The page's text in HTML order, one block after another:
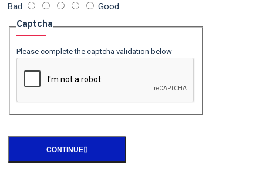
Bad Good
Captcha
Please complete the captcha validation below
CONTINUE